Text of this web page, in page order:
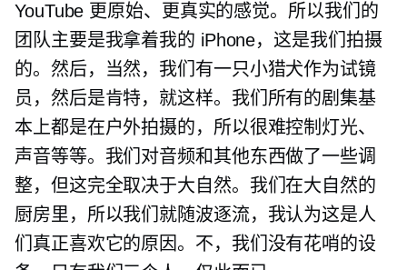
YouTube 更原始、更真实的感觉。所以我们的
团队主要是我拿着我的 iPhone，这是我们拍摄
的。然后，当然，我们有一只小猎犬作为试镜
员，然后是肯特，就这样。我们所有的剧集基
本上都是在户外拍摄的，所以很难控制灯光、
声音等等。我们对音频和其他东西做了一些调
整，但这完全取决于大自然。我们在大自然的
厨房里，所以我们就随波逐流，我认为这是人
们真正喜欢它的原因。不，我们没有花哨的设